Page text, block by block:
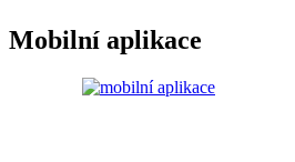
Mobilní aplikace